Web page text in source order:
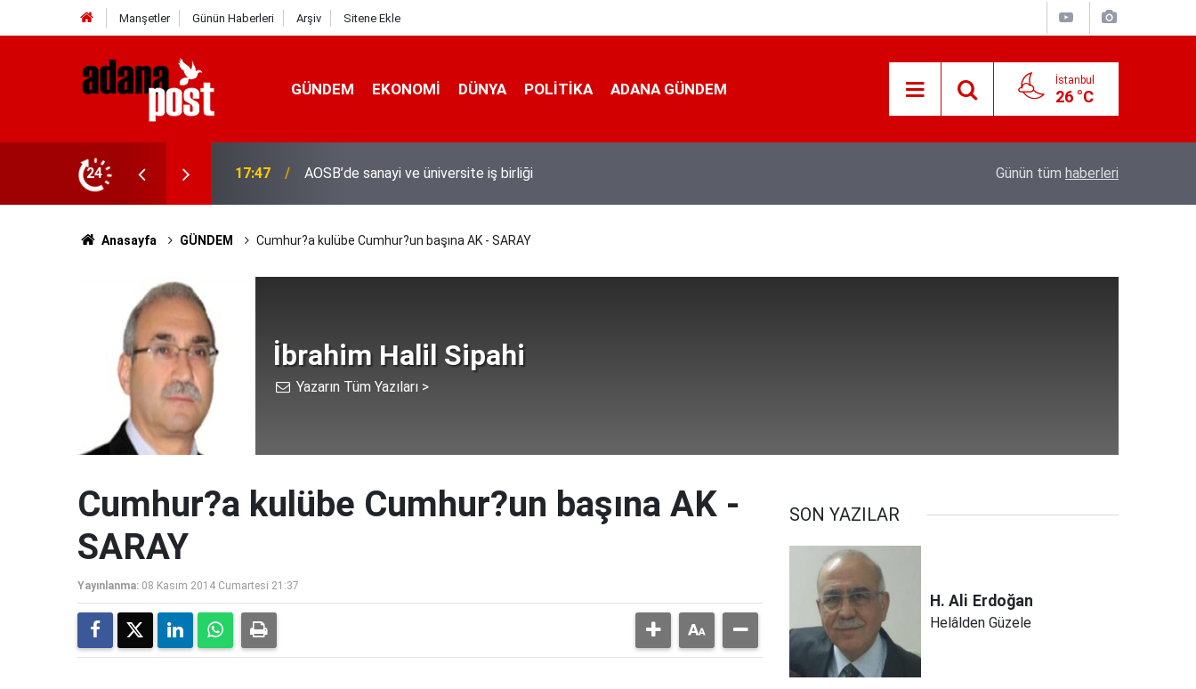
Manşetler Günün Haberleri Arşiv Sitene Ekle
GÜNDEM EKONOMI DÜNYA POLİTİKA ADANA GÜNDEM İstanbul
26 °C
24 17:41 Adana'da servis taşımacıları yeni plaka ihalesine tepki gösterdi
Danişma Merkezini Ziyaret Etti
Günün tüm haberleri
Anasayfa GÜNDEM Cumhur?a kulübe Cumhur?un başına AK - SARAY
İbrahim Halil Sipahi
Yazarın Tüm Yazıları >
Cumhur?a kulübe Cumhur?un başına AK -
SARAY
Yayınlanma: 08 Kasım 2014 Cumartesi 21:37
SON YAZILAR
H. Ali Erdoğan
Helâlden Güzele